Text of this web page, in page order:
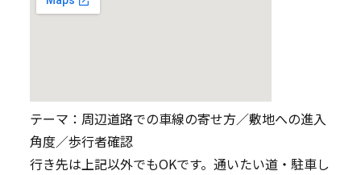
テーマ：周辺道路での車線の寄せ方／敷地への進入
角度／歩行者確認
行き先は上記以外でもOKです。通いたい道・駐車し